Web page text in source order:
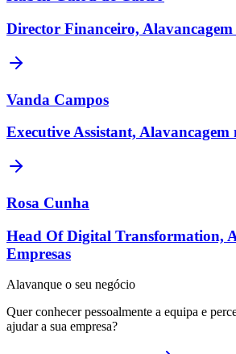
Director Financeiro, Alavancagem
Vanda Campos
Executive Assistant, Alavancagem
Rosa Cunha
Head Of Digital Transformation,
Empresas
Alavanque o seu negócio
Quer conhecer pessoalmente a equipa e
ajudar a sua empresa?